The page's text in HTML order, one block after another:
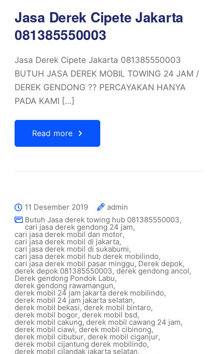
Jasa Derek Cipete Jakarta
081385550003
Jasa Derek Cipete Jakarta 081385550003
BUTUH JASA DEREK MOBIL TOWING 24 JAM /
DEREK GENDONG ?? PERCAYAKAN HANYA
PADA KAMI […]
Read more
11 Desember 2019
admin
Butuh Jasa derek towing hub 081385550003,
cari jasa derek gendong 24 jam,
cari jasa derek mobil dan motor,
cari jasa derek mobil di jakarta,
cari jasa derek mobil di sukabumi,
cari jasa derek mobil hub derek mobilindo,
cari jasa derek mobil pasar minggu, Derek depok,
derek depok 081385550003, derek gendong ancol,
Derek gendong Pondok Labu,
derek gendong rawamangun,
derek mobil 24 jam jakarta derek mobilindo,
derek mobil 24 jam jakarta selatan,
derek mobil bekasi,derek mobil bintaro,
derek mobil bogor,derek mobil bsd,
derek mobil cakung, derek mobil cawang 24 jam,
derek mobil ciawi, derek mobil cibinong,
derek mobil cibubur, derek mobil ciganjur,
derek mobil cijantung derek mobilindo,
derek mobil cilandak jakarta selatan,